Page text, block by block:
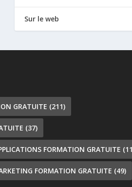
Sur le web
GRATUITE (211)
(37)
FORMATION GRATUITE
FORMATION GRATUITE (49)